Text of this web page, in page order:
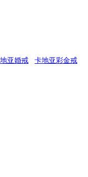
亚婚戒 卡地亚彩金戒